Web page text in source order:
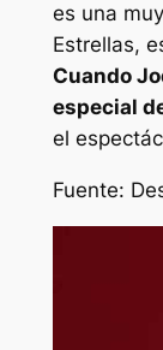
es una
Estrellas,
Cuando
especial
el
Fuente: